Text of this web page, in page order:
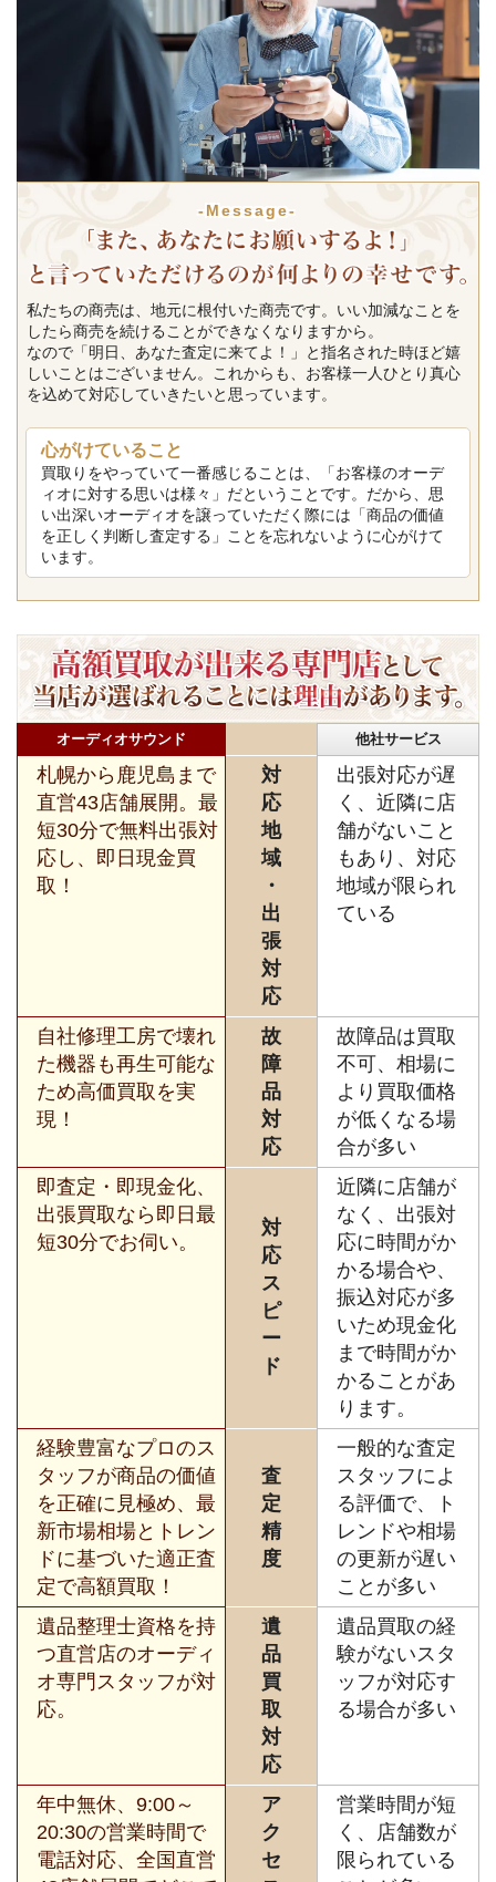
-Message-
私たちの商売は、地元に根付いた商売です。いい加減なことを
したら商売を続けることができなくなりますから。
なので「明日、あなた査定に来てよ！」と指名された時ほど嬉
しいことはございません。これからも、お客様一人ひとり真心
を込めて対応していきたいと思っています。
心がけていること
買取りをやっていて一番感じることは、「お客様のオーデ
ィオに対する思いは様々」だということです。だから、思
い出深いオーディオを譲っていただく際には「商品の価値
を正しく判断し査定する」ことを忘れないように心がけて
います。
オーディオサウンド 他社サービス
札幌から鹿児島まで
直営43店舗展開。最
短30分で無料出張対
応し、即日現金買
取！
対
応
地
域
・
出
張
対
応
出張対応が遅
く、近隣に店
舗がないこと
もあり、対応
地域が限られ
ている
自社修理工房で壊れ
た機器も再生可能な
ため高価買取を実
現！
故
障
品
対
応
故障品は買取
不可、相場に
より買取価格
が低くなる場
合が多い
即査定・即現金化、
出張買取なら即日最
短30分でお伺い。
対
応
ス
ピ
ー
ド
近隣に店舗が
なく、出張対
応に時間がか
かる場合や、
振込対応が多
いため現金化
まで時間がか
かることがあ
ります。
経験豊富なプロのス
タッフが商品の価値
を正確に見極め、最
新市場相場とトレン
ドに基づいた適正査
定で高額買取！
査
定
精
度
一般的な査定
スタッフによ
る評価で、ト
レンドや相場
の更新が遅い
ことが多い
遺品整理士資格を持
つ直営店のオーディ
オ専門スタッフが対
応。
遺
品
買
取
対
応
遺品買取の経
験がないスタ
ッフが対応す
る場合が多い
年中無休、9:00～
20:30の営業時間で
電話対応、全国直営
ア
ク
セ
営業時間が短
く、店舗数が
限られている